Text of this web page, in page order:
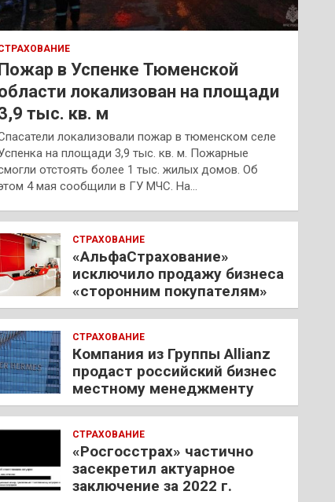
в Успенке Тюменской
локализован на площади
тыс. кв. м
локализовали пожар в тюменском селе
на площади 3,9 тыс. кв. м. Пожарные
отстоять более 1 тыс. жилых домов. Об
4 мая сообщили в ГУ МЧС. На…
СТРАХОВАНИЕ
«АльфаСтрахование»
исключило продажу бизнеса
«сторонним покупателям»
СТРАХОВАНИЕ
Компания из Группы Allianz
продаст российский бизнес
местному менеджменту
СТРАХОВАНИЕ
«Росгосстрах» частично
засекретил актуарное
заключение за 2022 г.